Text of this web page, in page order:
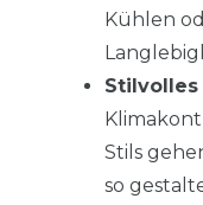
Kühlen
Stilvolles
Stils
so